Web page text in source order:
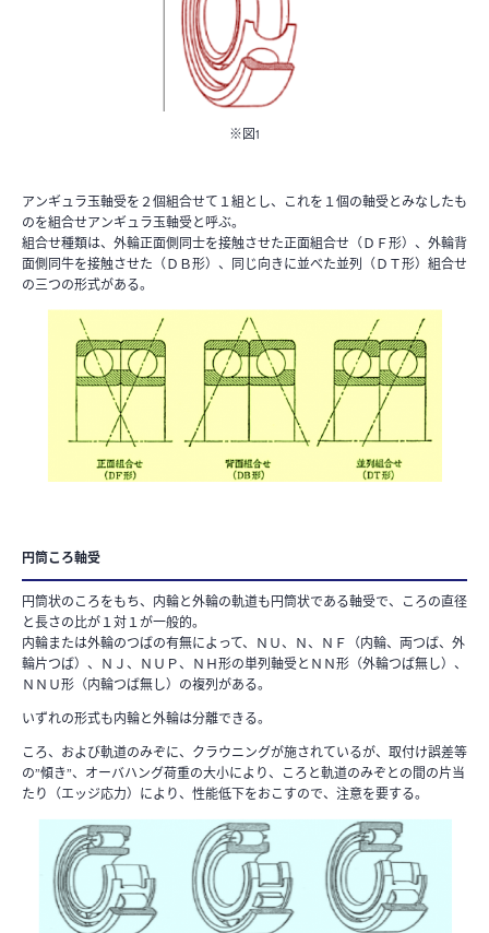
※図1
アンギュラ玉軸受を２個組合せて１組とし、これを１個の軸受とみなしたも
のを組合せアンギュラ玉軸受と呼ぶ。
組合せ種類は、外輪正面側同士を接触させた正面組合せ（ＤＦ形）、外輪背
面側同牛を接触させた（ＤＢ形）、同じ向きに並べた並列（ＤＴ形）組合せ
の三つの形式がある。
円筒ころ軸受
円筒状のころをもち、内輪と外輪の軌道も円筒状である軸受で、ころの直径
と長さの比が１対１が一般的。
内輪または外輪のつばの有無によって、ＮＵ、Ｎ、ＮＦ（内輪、両つば、外
輪片つば）、ＮＪ、ＮＵＰ、ＮＨ形の単列軸受とＮＮ形（外輪つば無し）、
ＮＮＵ形（内輪つば無し）の複列がある。
いずれの形式も内輪と外輪は分離できる。
ころ、および軌道のみぞに、クラウニングが施されているが、取付け誤差等
の”傾き”、オーバハング荷重の大小により、ころと軌道のみぞとの間の片当
たり（エッジ応力）により、性能低下をおこすので、注意を要する。